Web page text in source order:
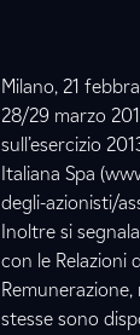
Milano, 21
28/29 marzo
sull’esercizio
Italiana Spa
degli-azionisti/
Inoltre si
con le Relazioni
stesse sono